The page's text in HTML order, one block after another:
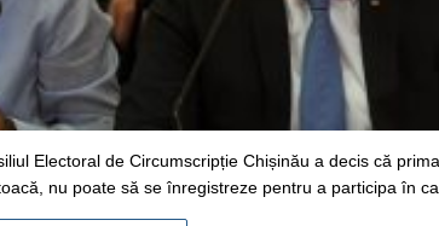
Electoral de Circumscripție Chișinău a decis că
nu poate să se înregistreze pentru a participa în